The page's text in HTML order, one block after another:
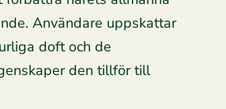
Användare uppskattar
doft och de
den tillför till